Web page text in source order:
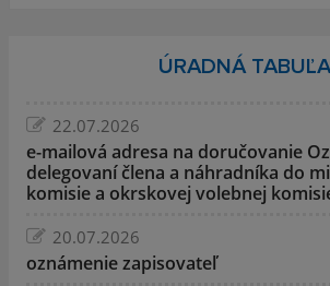
ÚRADNÁ TABUĽA
22.07.2026
e-mailová adresa na doručovanie
delegovaní člena a náhradníka do
komisie a okrskovej volebnej
20.07.2026
oznámenie zapisovateľ